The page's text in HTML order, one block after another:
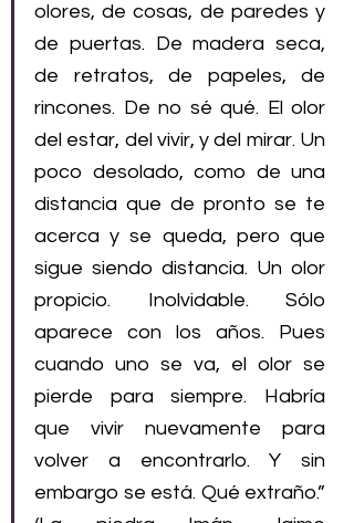
olores, de cosas, de paredes y
de puertas. De madera seca,
de retratos, de papeles, de
rincones. De no sé qué. El olor
del estar, del vivir, y del mirar. Un
poco desolado, como de una
distancia que de pronto se te
acerca y se queda, pero que
sigue siendo distancia. Un olor
propicio. Inolvidable. Sólo
aparece con los años. Pues
cuando uno se va, el olor se
pierde para siempre. Habría
que vivir nuevamente para
volver a encontrarlo. Y sin
embargo se está. Qué extraño.”